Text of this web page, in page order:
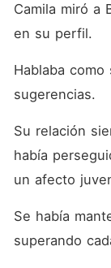
Camila miró a
en su perfil.
Hablaba
sugerencias.
Su relación
había
un afecto
Se había
superando